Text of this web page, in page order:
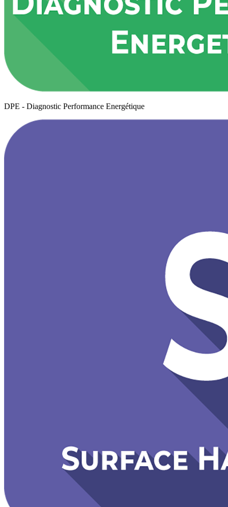
DPE - Diagnostic Performance Energétique